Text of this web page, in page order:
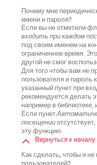
Почему мне
имени и пароля?
Если вы не отметили
входить при каждом
под своим именем на
ограниченное время.
другой не смог
Для того чтобы вам не
пользователя и пароль
указанный пункт при
рекомендуется делать
например в библиотеке,
Если пункт
посещении
эту функцию.
Вернуться к началу
Как сделать, чтобы я
пользователей?